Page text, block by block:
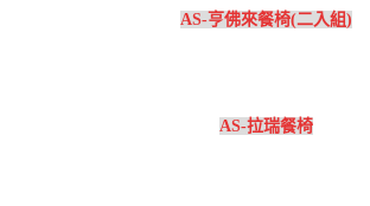
AS-亨佛來餐椅(二入組)
AS-拉瑞餐椅